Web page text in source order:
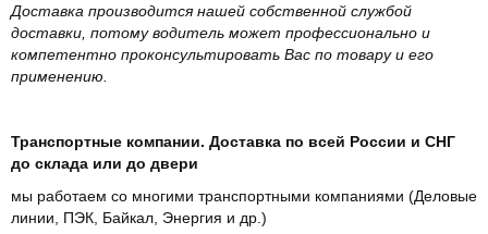
Доставка производится нашей собственной службой
доставки, потому водитель может профессионально и
компетентно проконсультировать Вас по товару и его
применению.
Транспортные компании. Доставка по всей России и СНГ
до склада или до двери
мы работаем со многими транспортными компаниями (Деловые
линии, ПЭК, Байкал, Энергия и др.)